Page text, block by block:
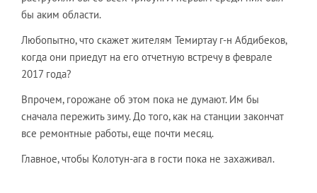
бы аким области.
Любопытно, что скажет жителям Темиртау г-н Абдибеков,
когда они приедут на его отчетную встречу в феврале
2017 года?
Впрочем, горожане об этом пока не думают. Им бы
сначала пережить зиму. До того, как на станции закончат
все ремонтные работы, еще почти месяц.
Главное, чтобы Колотун-ага в гости пока не захаживал.